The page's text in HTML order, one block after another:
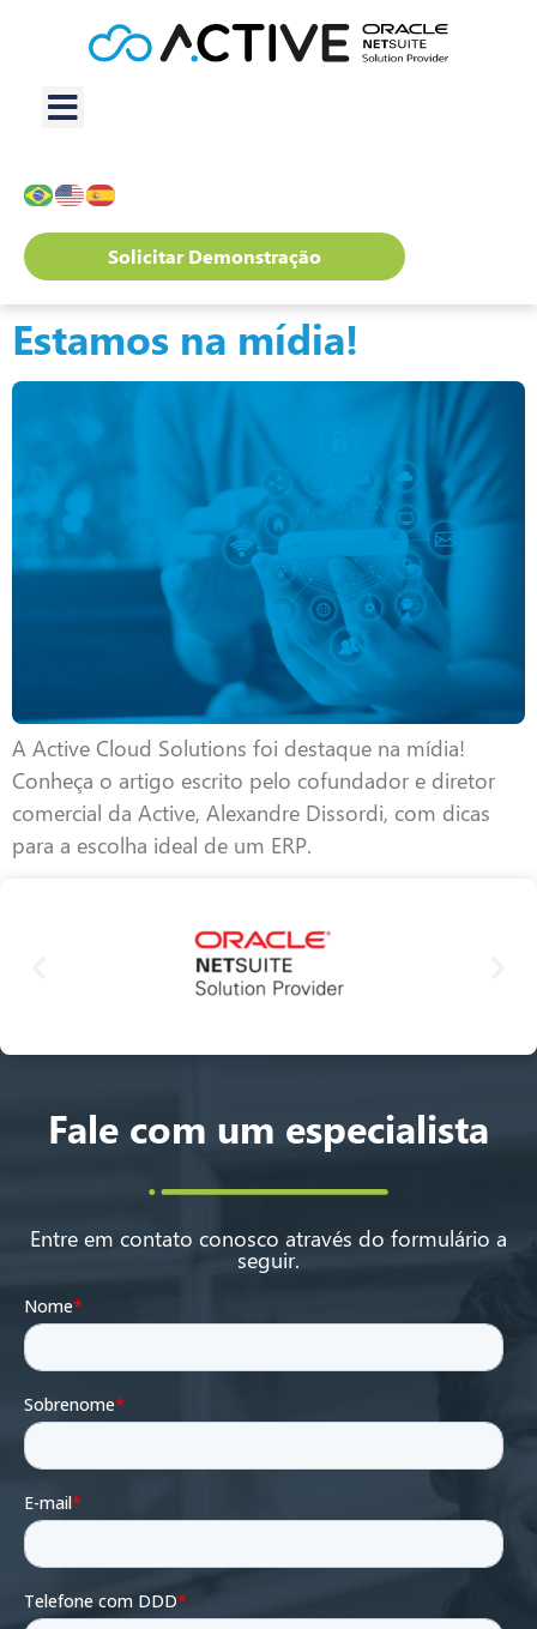
Solicitar Demonstração
Estamos na mídia!
A Active Cloud Solutions foi destaque na mídia!
Conheça o artigo escrito pelo cofundador e diretor
comercial da Active, Alexandre Dissordi, com dicas
para a escolha ideal de um ERP.
Fale com um especialista
Entre em contato conosco através do formulário a
seguir.